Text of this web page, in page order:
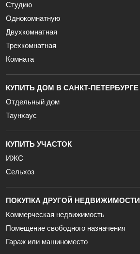
Студию
Однокомнатную
Двухкомнатная
Трехкомнатная
Комната
КУПИТЬ ДОМ В САНКТ-ПЕТЕРБУРГЕ
Отдельный дом
Таунхаус
КУПИТЬ УЧАСТОК
ИЖС
Сельхоз
ПОКУПКА ДРУГОЙ НЕДВИЖИМОСТИ
Коммерческая недвижимость
Помещение свободного назначения
Гараж или машиноместо